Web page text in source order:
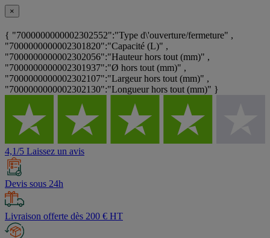
×
{ "7000000000002302552":"Type d\'ouverture/fermeture" ,
"7000000000002301820":"Capacité (L)" ,
"7000000000002302056":"Hauteur hors tout (mm)" ,
"7000000000002301937":"Ø hors tout (mm)" ,
"7000000000002302107":"Largeur hors tout (mm)" ,
"7000000000002302130":"Longueur hors tout (mm)" }
4,1/5 Laissez un avis
Devis sous 24h
Livraison offerte dès 200 € HT